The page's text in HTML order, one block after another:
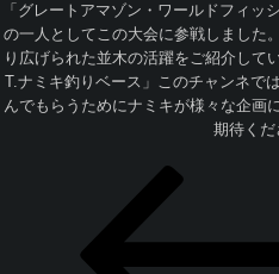
「グレートアマゾン・ワールドフィッ
の一人としてこの大会に参戦しました
り広げられた並木の活躍をご紹介して
T.ナミキ釣りベース」このチャンネで
んでもらうためにナミキが様々な企画
期待くだ